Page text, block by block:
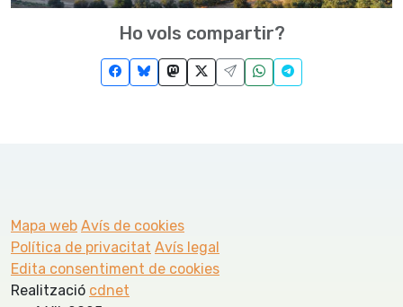
Ho vols compartir?
Mapa web Avís de cookies
Política de privacitat Avís legal
Edita consentiment de cookies
Realització cdnet